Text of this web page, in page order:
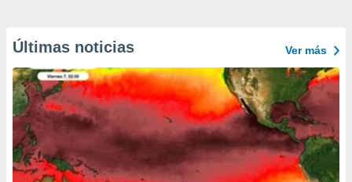
Últimas noticias Ver más